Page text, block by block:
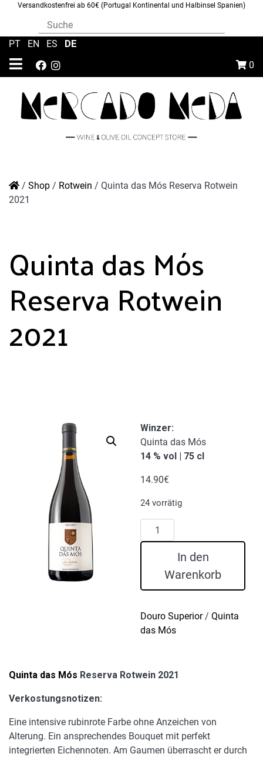
Versandkostenfrei ab 60€ (Portugal Kontinental und Halbinsel Spanien)
0
PT EN ES DE
/ Shop / Rotwein / Quinta das Mós Reserva Rotwein
2021
Quinta das Mós
Reserva Rotwein
2021
Winzer:
Quinta das Mós
14 % vol | 75 cl
14.90€
24 vorrätig
Quinta
das
Rotwein
Menge
In den
Warenkorb
Douro Superior/ Quinta
das Mós
Quinta das Mós Reserva Rotwein 2021
Verkostungsnotizen:
Eine intensive rubinrote Farbe ohne Anzeichen von
Alterung. Ein ansprechendes Bouquet mit perfekt
integrierten Eichennoten. Am Gaumen überrascht er durch